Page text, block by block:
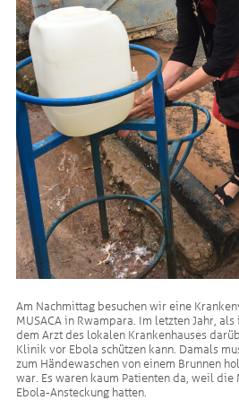
Am Nachmittag besuchen wir eine
MUSACA in Rwampara. Im letzten Jahr,
dem Arzt des lokalen Krankenhauses
Klinik vor Ebola schützen kann. Damals
zum Händewaschen von einem Brunnen
war. Es waren kaum Patienten da, weil die
Ebola-Ansteckung hatten.